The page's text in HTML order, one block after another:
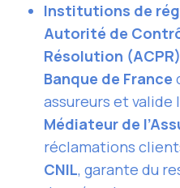
Institutions de
Autorité de
Résolution (ACPR)
Banque de France
assureurs et valide
Médiateur de
réclamations
CNIL, garante du